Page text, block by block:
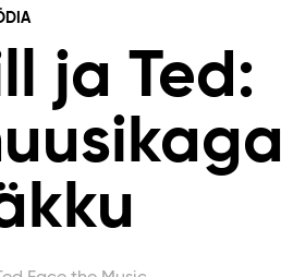
ja Ted: